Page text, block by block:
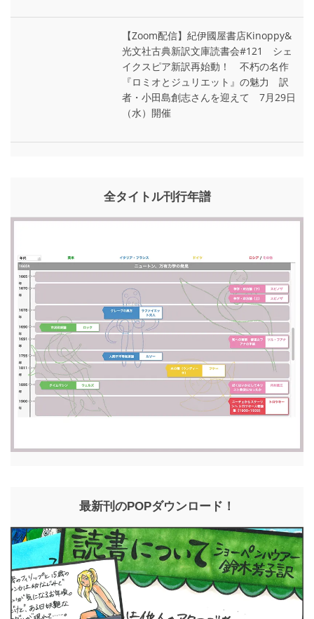
【Zoom配信】紀伊國屋書店Kinoppy&
光文社古典新訳文庫読書会#121 シェ
イクスピア新訳再始動！ 不朽の名作
『ロミオとジュリエット』の魅力 訳
者・小田島創志さんを迎えて 7月29日
（水）開催
全タイトル刊行年譜
最新刊のPOPダウンロード！